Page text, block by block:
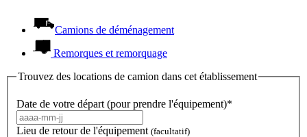
Camions de déménagement
Remorques et remorquage
Trouvez des locations de camion dans cet établissement
Date de votre départ (pour prendre l'équipement)*
Lieu de retour de l'équipement (facultatif)